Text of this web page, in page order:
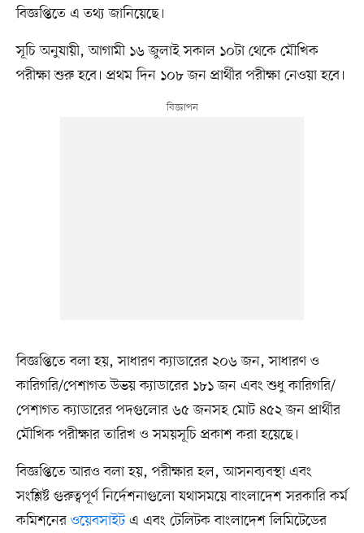
বিজ্ঞপ্তিতে এ তথ্য জানিয়েছে।
সূচি অনুযায়ী, আগামী ১৬ জুলাই সকাল ১০টা থেকে মৌখিক
পরীক্ষা শুরু হবে। প্রথম দিন ১০৮ জন প্রার্থীর পরীক্ষা নেওয়া হবে।
বিজ্ঞপ্তিতে বলা হয়, সাধারণ ক্যাডারের ২০৬ জন, সাধারণ ও
কারিগরি/পেশাগত উভয় ক্যাডারের ১৮১ জন এবং শুধু কারিগরি/
পেশাগত ক্যাডারের পদগুলোর ৬৫ জনসহ মোট ৪৫২ জন প্রার্থীর
মৌখিক পরীক্ষার তারিখ ও সময়সূচি প্রকাশ করা হয়েছে।
বিজ্ঞপ্তিতে আরও বলা হয়, পরীক্ষার হল, আসনব্যবস্থা এবং
সংশ্লিষ্ট গুরুত্বপূর্ণ নির্দেশনাগুলো যথাসময়ে বাংলাদেশ সরকারি কর্ম
কমিশনের ওয়েবসাইটএ এবং টেলিটক বাংলাদেশ লিমিটেডের